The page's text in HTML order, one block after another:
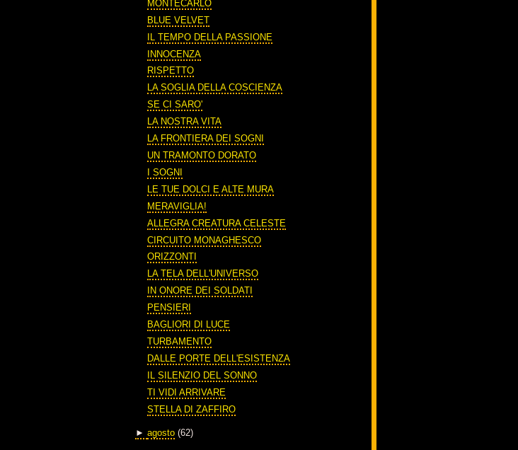
MONTECARLO
BLUE VELVET
IL TEMPO DELLA PASSIONE
INNOCENZA
RISPETTO
LA SOGLIA DELLA COSCIENZA
SE CI SARO'
LA NOSTRA VITA
LA FRONTIERA DEI SOGNI
UN TRAMONTO DORATO
I SOGNI
LE TUE DOLCI E ALTE MURA
MERAVIGLIA!
ALLEGRA CREATURA CELESTE
CIRCUITO MONAGHESCO
ORIZZONTI
LA TELA DELL'UNIVERSO
IN ONORE DEI SOLDATI
PENSIERI
BAGLIORI DI LUCE
TURBAMENTO
DALLE PORTE DELL'ESISTENZA
IL SILENZIO DEL SONNO
TI VIDI ARRIVARE
STELLA DI ZAFFIRO
► agosto (62)